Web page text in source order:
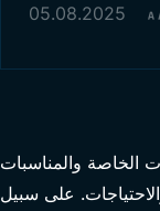
05.08.2025
الخاصة والمناسبات
على سبيل